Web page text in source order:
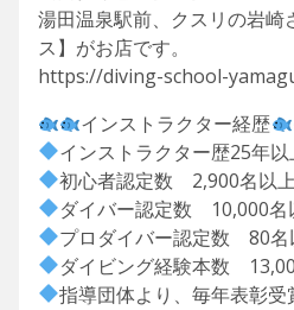
湯田温泉駅前、クスリの岩崎
ス】がお店です。
https://diving-school-
インストラクター経歴
インストラクター歴25年以
初心者認定数 2,900名以上
ダイバー認定数 10,000名
プロダイバー認定数 80名
ダイビング経験本数
指導団体より、毎年表彰受